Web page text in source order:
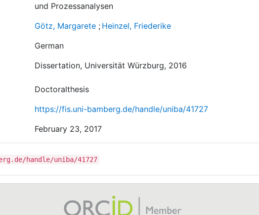
und Prozessanalysen
Götz, Margarete ; Heinzel, Friederike
German
Dissertation, Universität Würzburg, 2016
Doctoralthesis
https://fis.uni-bamberg.de/handle/uniba/41727
February 23, 2017
handle/uniba/41727